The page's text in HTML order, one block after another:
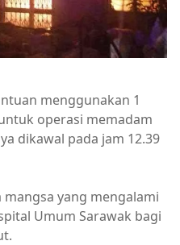
menggunakan 1
operasi memadam
dikawal pada jam 12.39
yang mengalami
Umum Sarawak bagi